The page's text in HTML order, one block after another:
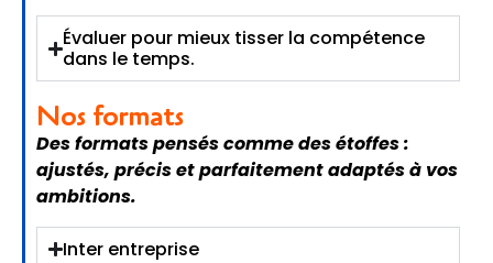
Évaluer pour mieux tisser la compétence
dans le temps.
Nos formats
Des formats pensés comme des étoffes :
ajustés, précis et parfaitement adaptés à vos
ambitions.
Inter entreprise